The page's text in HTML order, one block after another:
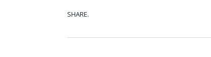
SHARE.